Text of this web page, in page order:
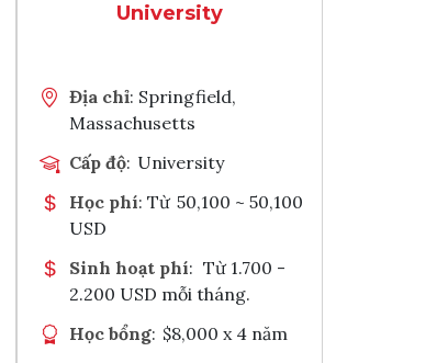
Chia sẻ với
University
Địa chỉ: Springfield,
Massachusetts
Cấp độ: University
Học phí: Từ 50,100 ~ 50,100
USD
Sinh hoạt phí: Từ 1.700 -
2.200 USD mỗi tháng.
Học bổng: $8,000 x 4 năm